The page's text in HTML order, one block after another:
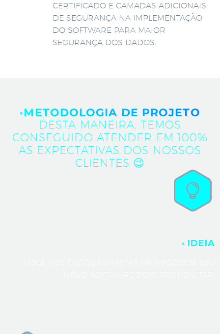
CERTIFICADO E CAMADAS ADICIONAIS
DE SEGURANÇA NA IMPLEMENTAÇÃO
DO SOFTWARE PARA MAIOR
SEGURANÇA DOS DADOS.
·METODOLOGIA DE PROJETO
DESTA MANEIRA, TEMOS
CONSEGUIDO ATENDER EM 100%
AS EXPECTATIVAS DOS NOSSOS
CLIENTES 😉
· IDEIA